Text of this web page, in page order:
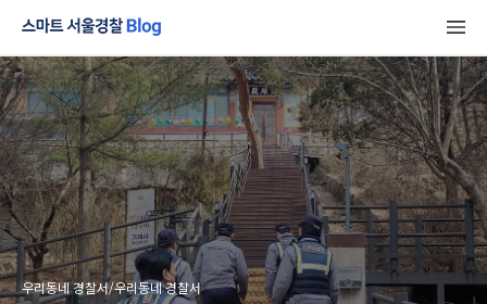
우리동네 경찰서/우리동네 경찰서